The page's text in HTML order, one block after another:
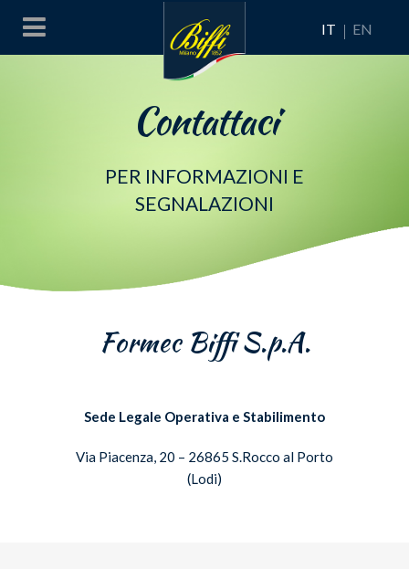
IT EN
Contattaci
PER INFORMAZIONI E
SEGNALAZIONI
Formec Biffi S.p.A.
Sede Legale Operativa e Stabilimento
Via Piacenza, 20 – 26865 S.Rocco al Porto
(Lodi)